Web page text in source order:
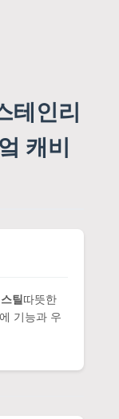
테인리
캐비
틸따뜻한
기능과 우